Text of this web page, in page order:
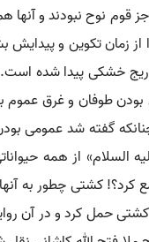
قوم نوح نبودند و
زمان تکوین و
خشکی پیدا شده است.
طوفان و غرق عموم
گفته شد عمومی
السلام» از همه
کرد؟! کشتی چطور به
کشتی حمل کرد و در